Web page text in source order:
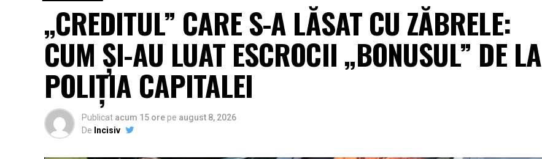
„CREDITUL” CARE S-A LĂSAT CU ZĂBRELE:
CUM ȘI-AU LUAT ESCROCII „BONUSUL” DE LA
POLIȚIA CAPITALEI
Publicat acum 15 ore pe august 8, 2026
De Incisiv